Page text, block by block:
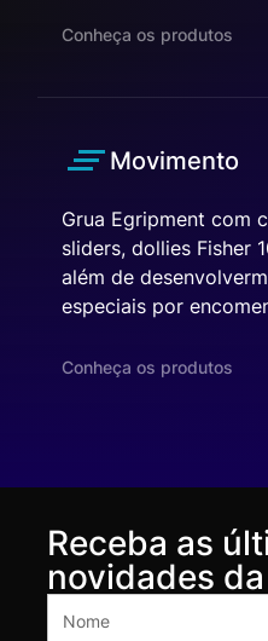
Conheça os produtos
Movimento
Grua Egripment com
sliders, dollies Fisher
além de
especiais por
Conheça os produtos
Receba as
novidades